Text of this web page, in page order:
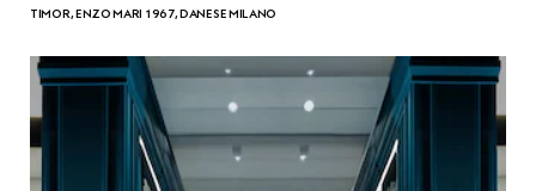
TIMOR, ENZO MARI 1967, DANESE MILANO